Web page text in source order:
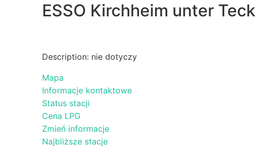
ESSO Kirchheim unter Teck
Description: nie dotyczy
Mapa
Informacje kontaktowe
Status stacji
Cena LPG
Zmień informacje
Najbliższe stacje